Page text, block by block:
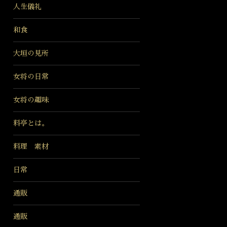
人生儀礼
和食
大垣の見所
女将の日常
女将の趣味
料亭とは。
料理 素材
日常
通販
通販